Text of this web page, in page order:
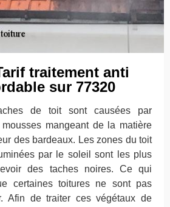
traitement anti
sur 77320
de toit sont causées par
mousses mangeant de la matière
des bardeaux. Les zones du toit
par le soleil sont les plus
des taches noires. Ce qui
certaines toitures ne sont pas
Afin de traiter ces végétaux de